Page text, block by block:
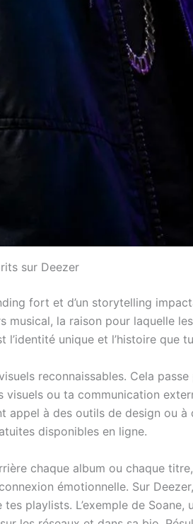
sur Deezer
fort et d’un storytelling
musical, la raison pour laquelle
unique et l’histoire que
reconnaissables. Cela
ou ta communication
à des outils de design ou
disponibles en ligne.
chaque album ou chaque
émotionnelle. Sur
playlists. L’exemple de